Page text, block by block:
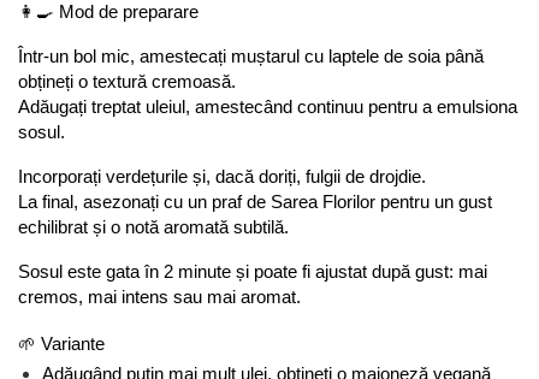
👩‍🍳 Mod de preparare
Într-un bol mic, amestecați muștarul cu laptele de soia până
obțineți o textură cremoasă.
Adăugați treptat uleiul, amestecând continuu pentru a emulsiona
sosul.
Incorporați verdețurile și, dacă doriți, fulgii de drojdie.
La final, asezonați cu un praf de Sarea Florilor pentru un gust
echilibrat și o notă aromată subtilă.
Sosul este gata în 2 minute și poate fi ajustat după gust: mai
cremos, mai intens sau mai aromat.
🌱 Variante
Adăugând puțin mai mult ulei, obțineți o maioneză vegană